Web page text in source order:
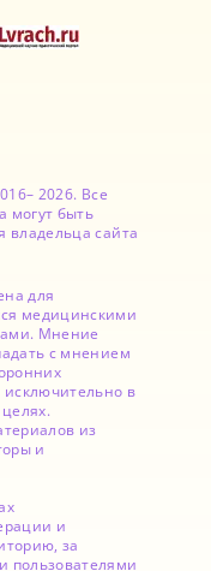
2026. Все
могут быть
владельца сайта
для
медицинскими
Мнение
с мнением
исключительно в
из
и
и
за
пользователями